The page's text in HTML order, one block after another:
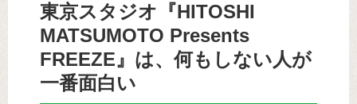
東京スタジオ『HITOSHI
MATSUMOTO Presents
FREEZE』は、何もしない人が
一番面白い